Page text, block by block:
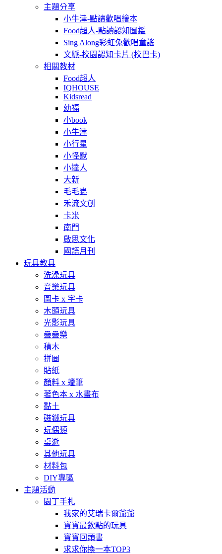
主題分享
小牛津-點讀歡唱繪本
Food超人-點讀認知圖鑑
Sing Along彩虹兔歡唱童謠
文脈-校園認知卡片 (校巴卡)
相關教材
Food超人
IQHOUSE
Kidsread
幼福
小book
小牛津
小行星
小怪獸
小達人
大新
毛毛蟲
禾流文創
卡米
南門
啟思文化
國語月刊
玩具教具
洗澡玩具
音樂玩具
圖卡 x 字卡
木頭玩具
光影玩具
疊疊樂
積木
拼圖
貼紙
顏料 x 蠟筆
著色本 x 水畫布
黏土
磁鐵玩具
玩偶類
桌遊
其他玩具
材料包
DIY專區
主題活動
園丁手札
我家的艾瑞卡爾爺爺
寶寶最欽點的玩具
寶寶回頭書
求求你換一本TOP3